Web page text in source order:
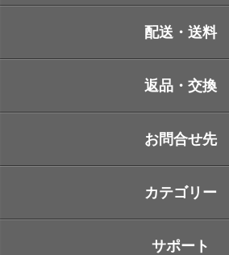
配送・送料
返品・交換
お問合せ先
カテゴリー
サポート